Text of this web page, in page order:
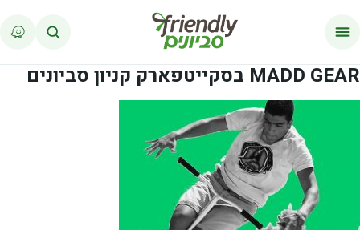
MADD GEAR בסקייטפארק קניון סביונים